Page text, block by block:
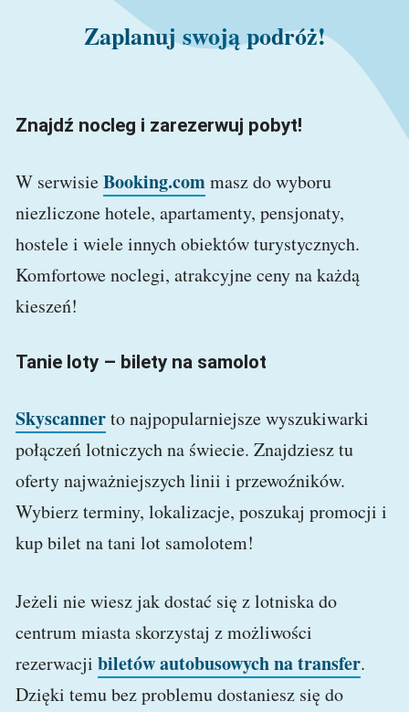
Zaplanuj swoją podróż!
Znajdź nocleg i zarezerwuj pobyt!
W serwisieBooking.commasz do wyboru
niezliczone hotele, apartamenty, pensjonaty,
hostele i wiele innych obiektów turystycznych.
Komfortowe noclegi, atrakcyjne ceny na każdą
kieszeń!
Tanie loty – bilety na samolot
Skyscannerto najpopularniejsze wyszukiwarki
połączeń lotniczych na świecie. Znajdziesz tu
oferty najważniejszych linii i przewoźników.
Wybierz terminy, lokalizacje, poszukaj promocji i
kup bilet na tani lot samolotem!
Jeżeli nie wiesz jak dostać się z lotniska do
centrum miasta skorzystaj z możliwości
rezerwacji biletów autobusowych na transfer.
Dzięki temu bez problemu dostaniesz się do